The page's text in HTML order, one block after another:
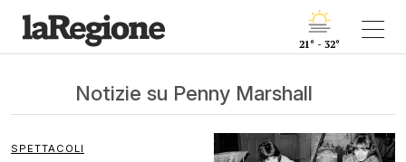
21° - 32°
Notizie su Penny Marshall
SPETTACOLI